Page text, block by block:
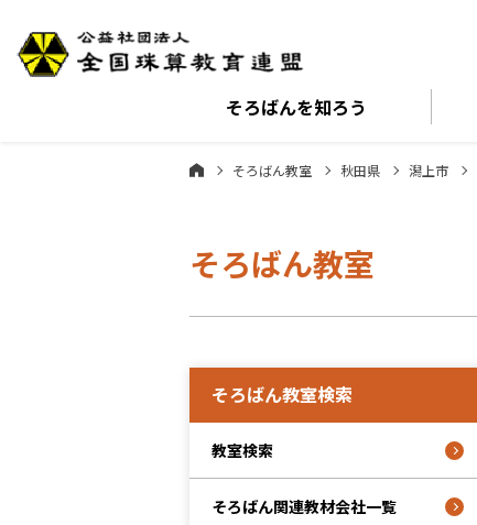
そろばんを知ろう
そろばん教室 秋田県 潟上市
そろばん教室
そろばん教室検索
教室検索
そろばん関連教材会社一覧